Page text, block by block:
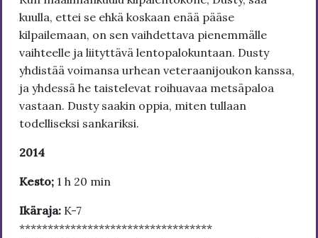
kuulla, ettei se ehkä koskaan enää pääse
kilpailemaan, on sen vaihdettava pienemmälle
vaihteelle ja liityttävä lentopalokuntaan. Dusty
yhdistää voimansa urhean veteraanijoukon kanssa,
ja yhdessä he taistelevat roihuavaa metsäpaloa
vastaan. Dusty saakin oppia, miten tullaan
todelliseksi sankariksi.
2014
Kesto; 1 h 20 min
Ikäraja: K-7
**********************************